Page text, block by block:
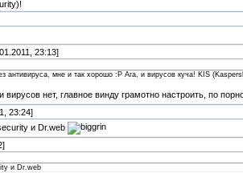
23:13]
антивируса, мне и так хорошо :Р Ага, и вирусов куча! KIS
вирусов нет, главное винду грамотно настроить, по
23:24]
и Dr.web
и Dr.web